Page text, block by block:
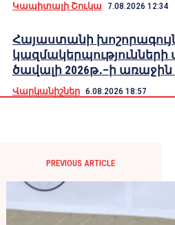
Կապիտալի Շուկա 7.08.2026 12:34
Հայաստանի
ծավալի 2026թ․–ի
Վարկանիշներ 6.08.2026 18:57
PREVIOUS ARTICLE